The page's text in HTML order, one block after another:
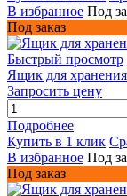
В избранное Под
Под заказ
Быстрый просмотр
Ящик для
Запросить цену
Подробнее
Купить в 1 клик
В избранное Под
Под заказ